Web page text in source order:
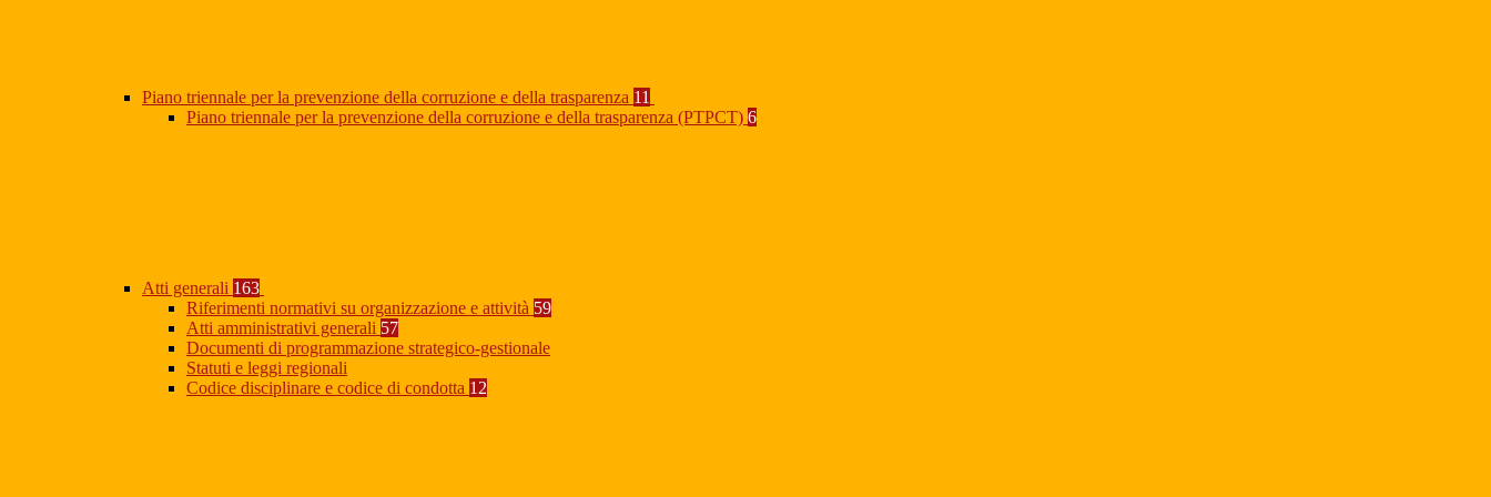
Piano triennale per la prevenzione della corruzione e della trasparenza 11
Piano triennale per la prevenzione della corruzione e della trasparenza (PTPCT) 6
Atti generali 163
Riferimenti normativi su organizzazione e attività 59
Atti amministrativi generali 57
Documenti di programmazione strategico-gestionale
Statuti e leggi regionali
Codice disciplinare e codice di condotta 12